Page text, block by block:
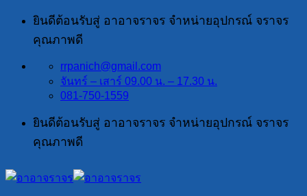
ข้าม
เนื้อหา
ยินดีต้อนรับสู่ อาอาจราจร จำหน่ายอุปกรณ์ จราจร
คุณภาพดี
rrpanich@gmail.com
จันทร์ – เสาร์ 09.00 น. – 17.30 น.
081-750-1559
ยินดีต้อนรับสู่ อาอาจราจร จำหน่ายอุปกรณ์ จราจร
คุณภาพดี